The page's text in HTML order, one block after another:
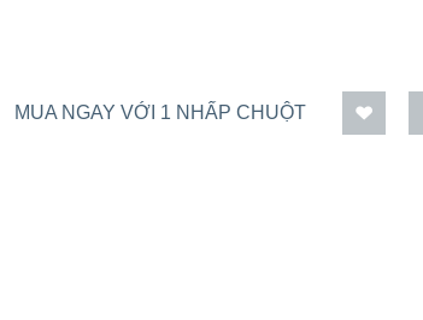
MUA NGAY VỚI 1 NHẤP CHUỘT